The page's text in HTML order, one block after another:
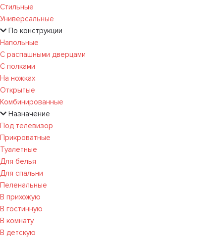
Стильные
Универсальные
По конструкции
Напольные
С распашными дверцами
С полками
На ножках
Открытые
Комбинированные
Назначение
Под телевизор
Прикроватные
Туалетные
Для белья
Для спальни
Пеленальные
В прихожую
В гостинную
В комнату
В детскую